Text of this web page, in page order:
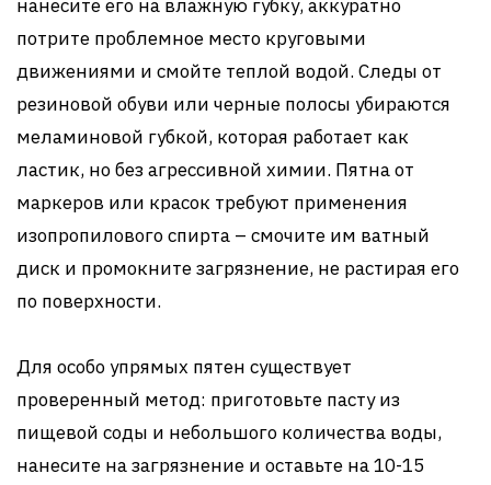
нанесите его на влажную губку, аккуратно
потрите проблемное место круговыми
движениями и смойте теплой водой. Следы от
резиновой обуви или черные полосы убираются
меламиновой губкой, которая работает как
ластик, но без агрессивной химии. Пятна от
маркеров или красок требуют применения
изопропилового спирта – смочите им ватный
диск и промокните загрязнение, не растирая его
по поверхности.
Для особо упрямых пятен существует
проверенный метод: приготовьте пасту из
пищевой соды и небольшого количества воды,
нанесите на загрязнение и оставьте на 10-15